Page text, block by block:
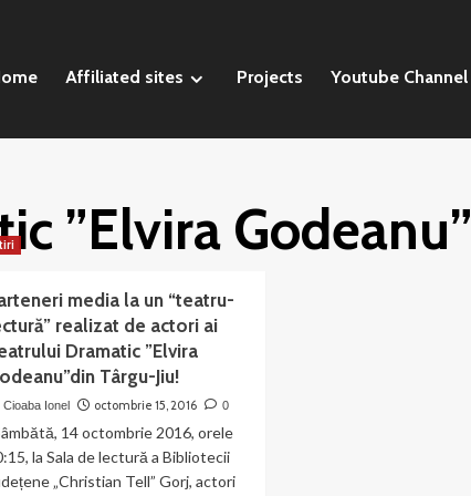
Affiliated sites Projects Youtube Channel
”Elvira Godeanu”
media la un “teatru-
realizat de actori ai
Dramatic ”Elvira
Târgu-Jiu!
Cioaba Ionel octombrie 15, 2016 0
14 octombrie 2016, orele
la Sala de lectură a Bibliotecii
„Christian Tell” Gorj, actori